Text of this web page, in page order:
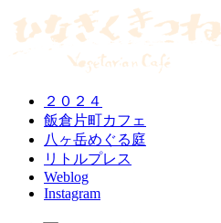
２０２４
飯倉片町カフェ
八ヶ岳めぐる庭
リトルプレス
Weblog
Instagram